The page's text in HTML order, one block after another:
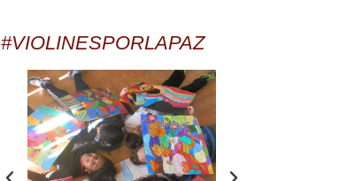
#VIOLINESPORLAPAZ